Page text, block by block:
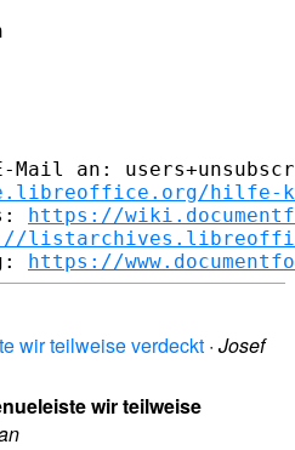
Mail an:
hilfe-
https://
https://
wir teilweise verdeckt · Josef
wir teilweise